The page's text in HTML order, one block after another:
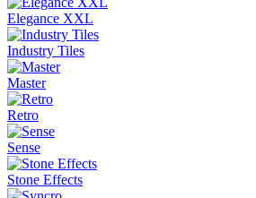
Elegance XXL
Industry Tiles
Master
Retro
Sense
Stone Effects